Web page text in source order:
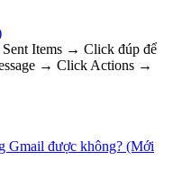
Items → Click đúp để
→ Click Actions →
Gmail được không? (Mới